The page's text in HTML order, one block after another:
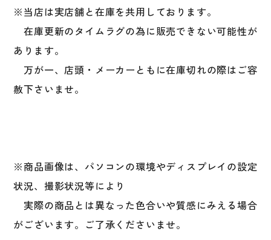
※当店は実店舗と在庫を共用しております。
在庫更新のタイムラグの為に販売できない可能性が
あります。
万が一、店頭・メーカーともに在庫切れの際はご容
赦下さいませ。
※商品画像は、パソコンの環境やディスプレイの設定
状況、撮影状況等により
実際の商品とは異なった色合いや質感にみえる場合
がございます。ご了承くださいませ。